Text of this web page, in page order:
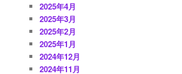
2025年4月
2025年3月
2025年2月
2025年1月
2024年12月
2024年11月